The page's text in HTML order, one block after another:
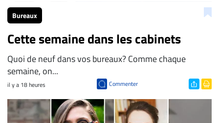
Bureaux
Cette semaine dans les cabinets
Quoi de neuf dans vos bureaux? Comme chaque
semaine, on...
il y a 18 heures Commenter